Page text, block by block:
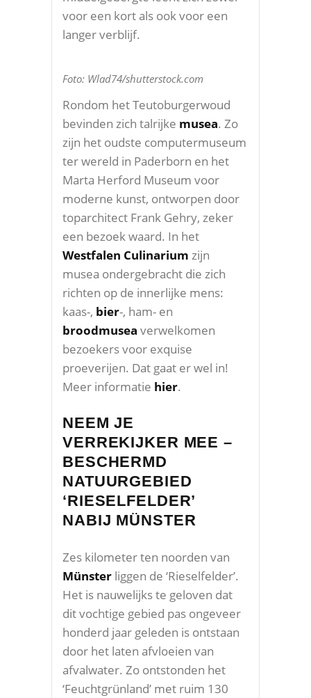
voor een kort als ook voor een
langer verblijf.
Foto: Wlad74/shutterstock.com
Rondom het Teutoburgerwoud
bevinden zich talrijke musea. Zo
zijn het oudste computermuseum
ter wereld in Paderborn en het
Marta Herford Museum voor
moderne kunst, ontworpen door
toparchitect Frank Gehry, zeker
een bezoek waard. In het
Westfalen Culinarium zijn
musea ondergebracht die zich
richten op de innerlijke mens:
kaas-, bier-, ham- en
broodmusea verwelkomen
bezoekers voor exquise
proeverijen. Dat gaat er wel in!
Meer informatie hier.
NEEM JE
VERREKIJKER MEE –
BESCHERMD
NATUURGEBIED
‘RIESELFELDER’
NABIJ MÜNSTER
Zes kilometer ten noorden van
Münster liggen de ‘Rieselfelder’.
Het is nauwelijks te geloven dat
dit vochtige gebied pas ongeveer
honderd jaar geleden is ontstaan
door het laten afvloeien van
afvalwater. Zo ontstonden het
‘Feuchtgrünland’ met ruim 130